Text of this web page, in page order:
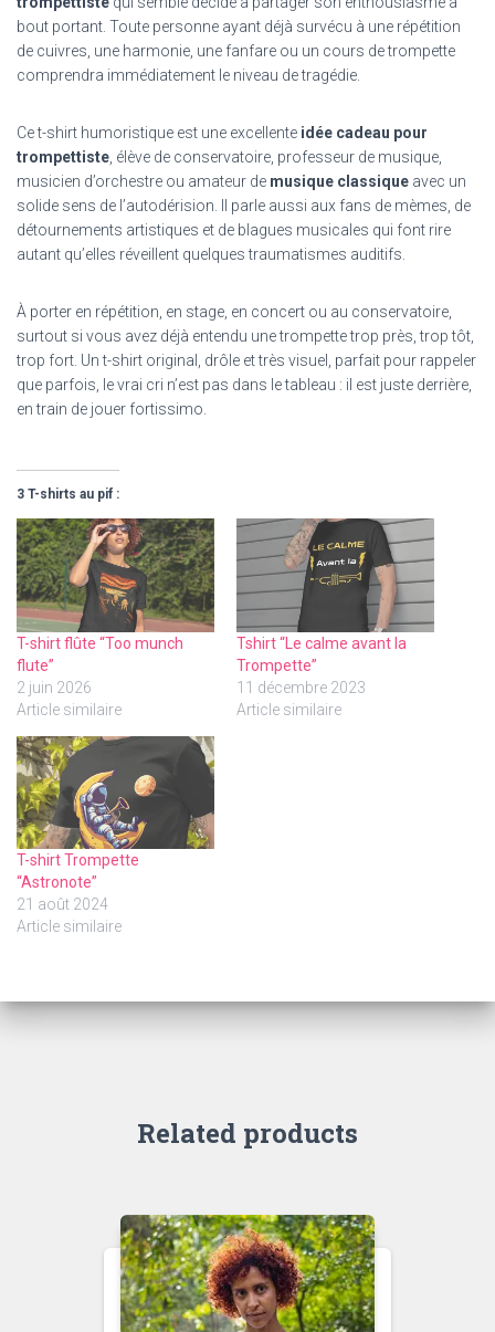
bout portant. Toute personne ayant déjà survécu à une répétition
de cuivres, une harmonie, une fanfare ou un cours de trompette
comprendra immédiatement le niveau de tragédie.
Ce t-shirt humoristique est une excellente idée cadeau pour
trompettiste, élève de conservatoire, professeur de musique,
musicien d’orchestre ou amateur de musique classique avec un
solide sens de l’autodérision. Il parle aussi aux fans de mèmes, de
détournements artistiques et de blagues musicales qui font rire
autant qu’elles réveillent quelques traumatismes auditifs.
À porter en répétition, en stage, en concert ou au conservatoire,
surtout si vous avez déjà entendu une trompette trop près, trop tôt,
trop fort. Un t-shirt original, drôle et très visuel, parfait pour rappeler
que parfois, le vrai cri n’est pas dans le tableau : il est juste derrière,
en train de jouer fortissimo.
3 T-shirts au pif :
T-shirt flûte “Too munch
flute”
2 juin 2026
Article similaire
Tshirt “Le calme avant la
Trompette”
11 décembre 2023
Article similaire
T-shirt Trompette
“Astronote”
21 août 2024
Article similaire
Related products